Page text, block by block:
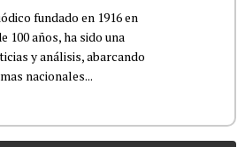
fundado en 1916 en
100 años, ha sido una
y análisis, abarcando
nacionales...